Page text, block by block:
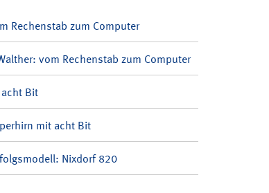
Rechenstab zum Computer
vom Rechenstab zum Computer
Bit
mit acht Bit
Nixdorf 820